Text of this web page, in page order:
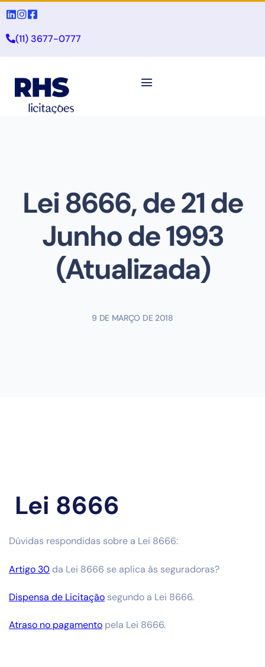
(11) 3677-0777
Lei 8666, de 21 de
Junho de 1993
(Atualizada)
9 DE MARÇO DE 2018
Lei 8666
Dúvidas respondidas sobre a Lei 8666:
Artigo 30 da Lei 8666 se aplica às seguradoras?
Dispensa de Licitação segundo a Lei 8666.
Atraso no pagamento pela Lei 8666.